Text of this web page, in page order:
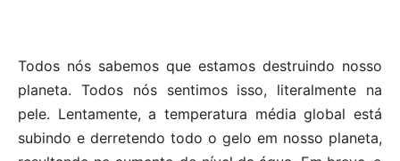
Todos nós sabemos que estamos destruindo nosso
planeta. Todos nós sentimos isso, literalmente na
pele. Lentamente, a temperatura média global está
subindo e derretendo todo o gelo em nosso planeta,